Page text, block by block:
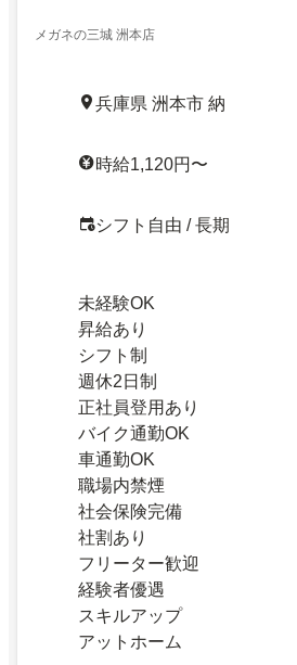
メガネの三城 洲本店
兵庫県 洲本市 納
時給1,120円〜
シフト自由 / 長期
未経験OK
昇給あり
シフト制
週休2日制
正社員登用あり
バイク通勤OK
車通勤OK
職場内禁煙
社会保険完備
社割あり
フリーター歓迎
経験者優遇
スキルアップ
アットホーム